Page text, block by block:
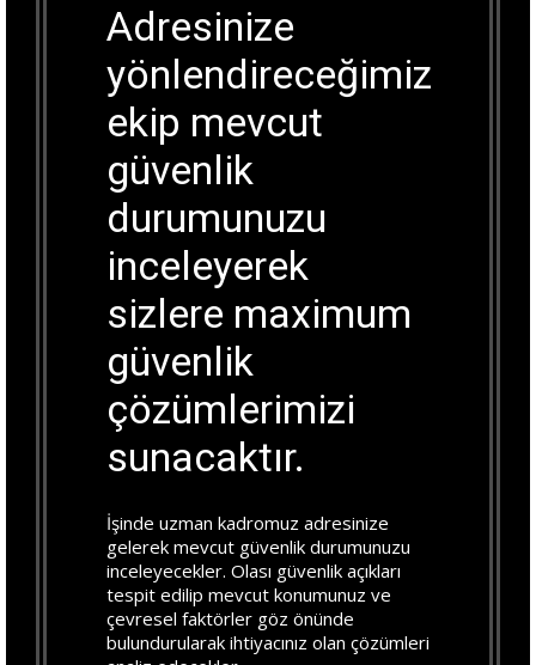
Adresinize
yönlendireceğimiz
ekip mevcut
güvenlik
durumunuzu
inceleyerek
sizlere maximum
güvenlik
çözümlerimizi
sunacaktır.
İşinde uzman kadromuz adresinize
gelerek mevcut güvenlik durumunuzu
inceleyecekler. Olası güvenlik açıkları
tespit edilip mevcut konumunuz ve
çevresel faktörler göz önünde
bulundurularak ihtiyacınız olan çözümleri